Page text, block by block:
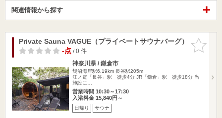
関連情報から探す
お気に入
りに追加
Private Sauna VAGUE（プライベートサウナバーグ）
-点/ 0 件
神奈川県 / 鎌倉市
鵠沼海岸駅6.19km 長谷駅205m
江ノ電「長谷」駅 徒歩4分 JR「鎌倉」駅 徒歩18分 当
施設に…
営業時間 10:30～17:30
入浴料金 15,840円～
日帰り サウナ